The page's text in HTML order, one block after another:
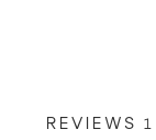
REVIEWS 1